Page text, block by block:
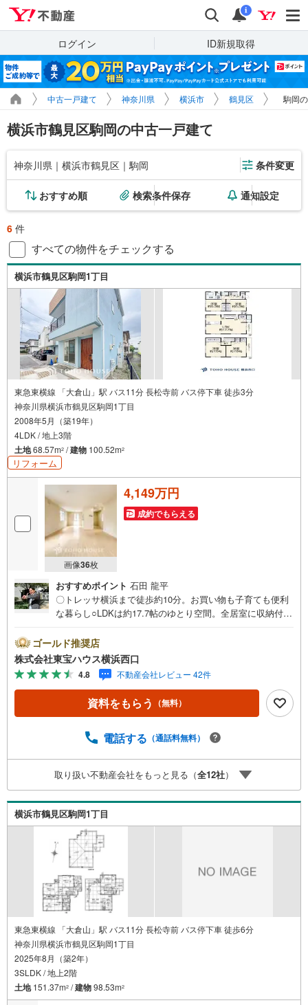
検索 通知
i
ログイン ID新規取得
中古一戸建て 神奈川県 横浜市 鶴見区 駒岡
横浜市鶴見区駒岡の中古一戸建て
神奈川県｜横浜市鶴見区｜駒岡 条件変更
おすすめ順 検索条件保存 通知設定
6 件
すべての物件をチェックする
横浜市鶴見区駒岡1丁目
東急東横線 「大倉山」駅 バス11分 長松寺前 バス停下車 徒歩3分
神奈川県横浜市鶴見区駒岡1丁目
2008年5月（築19年）
4LDK / 地上3階
土地68.57m2 /建物 100.52m2
リフォーム
画像36枚
4,149万円
成約でもらえる
おすすめポイント 石田 龍平
〇トレッサ横浜まで徒歩約10分。お買い物も子育ても便利
な暮らし○LDKは約17.7帖のゆとり空間。全居室に収納付き
確保しやすい、4LDKの間取りーーーーYahoo！ 不動産キャ
ンペーン対象店舗ーーーー当店で物件を成約するとPayPay
ボーナスライトがもらえる「Yahoo！ 不動産 物件ご成約キ
ャンペーン」の対象になります。「資料をもらう」「見学
予約をする」ボタンからお問い合わせください。※必ずYah
oo！ JAPAN IDでログインしてください。※PayPayボーナ
ら60日です。ーーーーーーーーーーーーーーーーーーーー
動金利）※上記金利は 2026年8月時点 のものであり、実際
の適用金利は融資実行時のものとなります。金利情勢によ
り表記の返済額と異なる場合があります。ーーーーーーー
ーーーーーーーーーーーーーーーーーー
ゴールド推奨店
株式会社東宝ハウス横浜西口
4.8 不動産会社レビュー 42件
資料をもらう （無料）
電話する （通話料無料）
取り扱い不動産会社をもっと見る（全12社）
横浜市鶴見区駒岡1丁目
東急東横線 「大倉山」駅 バス11分 長松寺前 バス停下車 徒歩6分
神奈川県横浜市鶴見区駒岡1丁目
2025年8月（築2年）
3SLDK / 地上2階
土地151.37m2 /建物98.53m2